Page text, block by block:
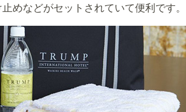
めなどがセットされていて便利です。